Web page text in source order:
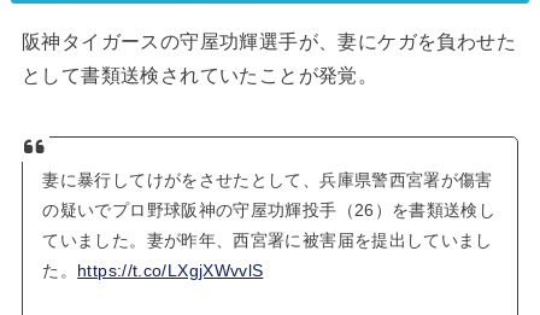
阪神タイガースの守屋功輝選手が、妻にケガを負わせた
として書類送検されていたことが発覚。
妻に暴行してけがをさせたとして、兵庫県警西宮署が傷害
の疑いでプロ野球阪神の守屋功輝投手（26）を書類送検し
ていました。妻が昨年、西宮署に被害届を提出していまし
た。 https://t.co/LXgjXWvvlS